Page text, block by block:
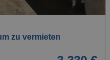
1 / 20
zu vermieten